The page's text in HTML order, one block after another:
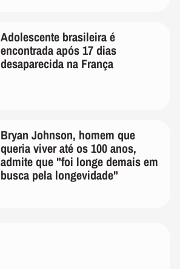
Adolescente brasileira é
encontrada após 17 dias
desaparecida na França
Bryan Johnson, homem que
queria viver até os 100 anos,
admite que "foi longe demais em
busca pela longevidade"